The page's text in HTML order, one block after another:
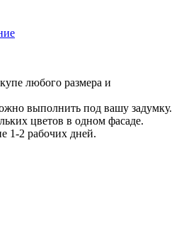
любого размера и
выполнить под вашу задумку.
цветов в одном фасаде.
1-2 рабочих дней.